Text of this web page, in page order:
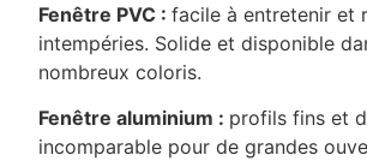
Fenêtre PVC :facile à entretenir et
intempéries. Solide et disponible
nombreux coloris.
Fenêtre aluminium : profils fins et
incomparable pour de grandes